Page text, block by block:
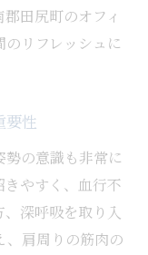
田尻町のオフィ
リフレッシュに
要性
の意識も非常に
やすく、血行不
深呼吸を取り入
、肩周りの筋肉の